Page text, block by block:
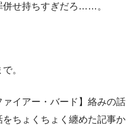
併せ持ちすぎだろ……。
。
イアー・バード】絡みの話
ちょくちょく纏めた記事か